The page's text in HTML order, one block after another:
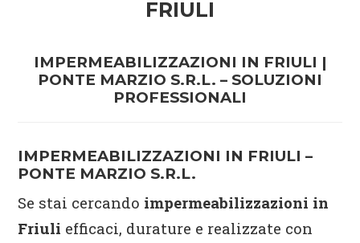
FRIULI
IMPERMEABILIZZAZIONI IN FRIULI |
PONTE MARZIO S.R.L. – SOLUZIONI
PROFESSIONALI
IMPERMEABILIZZAZIONI IN FRIULI –
PONTE MARZIO S.R.L.
Se stai cercando impermeabilizzazioni in
Friuli efficaci, durature e realizzate con